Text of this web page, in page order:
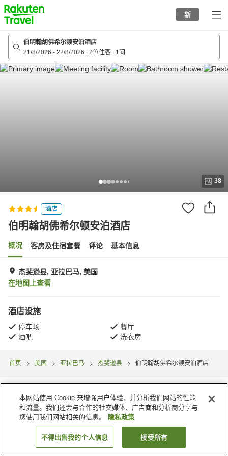
to
top
page
新
伯明翰胡佛希尔顿安泊酒店
21/8/2026 - 22/8/2026 2位住客 1间
38
酒店
伯明翰胡佛希尔顿安泊酒店
概况 客房及住宿套餐 评论 基本信息
杰斐逊县, 亚拉巴马, 美国
在地图上查看
酒店设施
停车场
餐厅
酒吧
洗衣房
首页 美国 亚拉巴马 杰斐逊县 伯明翰胡佛希尔顿安泊酒店
搜索客房
本网站使用 Cookie 来增强用户体验，并分析我们网站的性能
和流量。我们还会与合作的社交媒体、广告商和分析商分享与
您使用我们网站相关的信息。
隐私政策
不得出售我的个人信息 接受所有